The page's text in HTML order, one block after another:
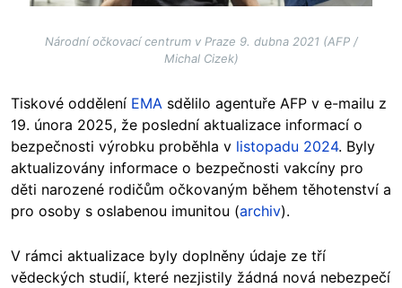
Národní očkovací centrum v Praze 9. dubna 2021 (AFP /
Michal Cizek)
Tiskové oddělení EMA sdělilo agentuře AFP v e-mailu z
19. února 2025, že poslední aktualizace informací o
bezpečnosti výrobku proběhla v listopadu 2024. Byly
aktualizovány informace o bezpečnosti vakcíny pro
děti narozené rodičům očkovaným během těhotenství a
pro osoby s oslabenou imunitou (archiv).
V rámci aktualizace byly doplněny údaje ze tří
vědeckých studií, které nezjistily žádná nová nebezpečí